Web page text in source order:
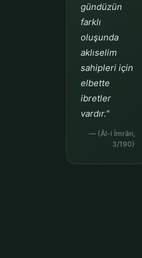
gündüzün
farklı
oluşunda
aklıselim
sahipleri için
elbette
ibretler
vardır."
— (Âl-i İmrân,
3/190)